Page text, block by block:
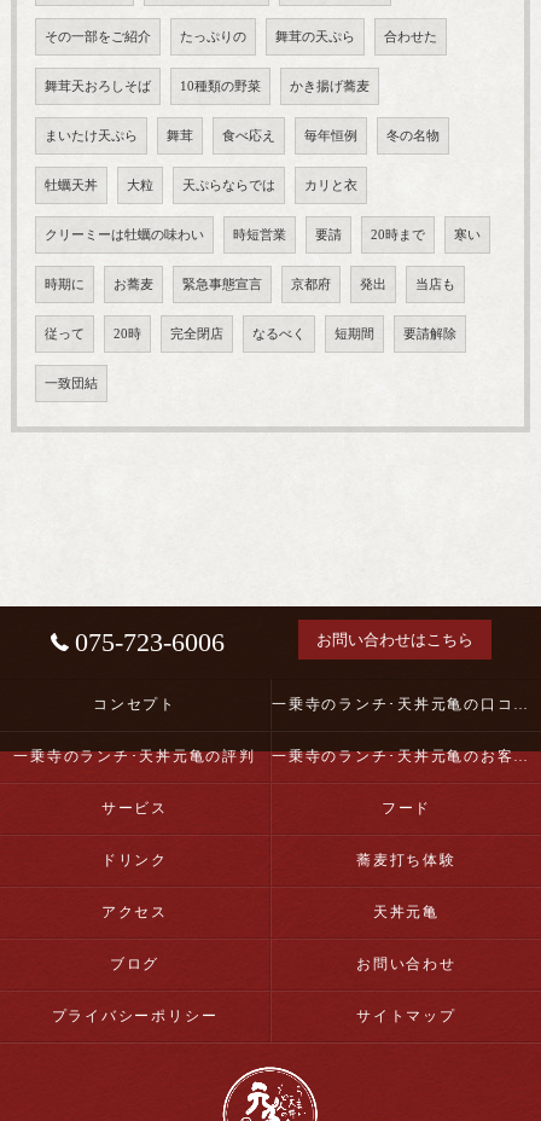
その一部をご紹介 たっぷりの 舞茸の天ぷら 合わせた
舞茸天おろしそば 10種類の野菜 かき揚げ蕎麦
まいたけ天ぷら 舞茸 食べ応え 毎年恒例 冬の名物
牡蠣天丼 大粒 天ぷらならでは カリと衣
クリーミーは牡蠣の味わい 時短営業 要請 20時まで 寒い
時期に お蕎麦 緊急事態宣言 京都府 発出 当店も
従って 20時 完全閉店 なるべく 短期間 要請解除
一致団結
075-723-6006 お問い合わせはこちら
コンセプト 一乗寺のランチ･天丼元亀の口コミ情報
一乗寺のランチ･天丼元亀の評判 一乗寺のランチ･天丼元亀のお客様の声
サービス フード
ドリンク 蕎麦打ち体験
アクセス 天丼元亀
ブログ お問い合わせ
プライバシーポリシー サイトマップ